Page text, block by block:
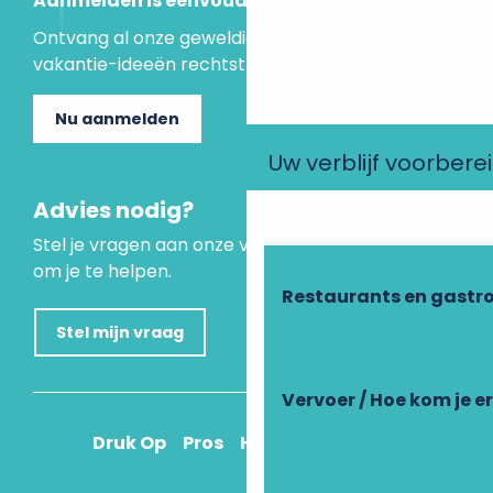
Uw verblijf
Restaurants en
Vervoer / Hoe kom je
Ontvang al onze geweldige aanbiedingen en
vakantie-ideeën rechtstreeks in je inbox.
Nu aanmelden
Advies nodig?
Stel je vragen aan onze virtuele assistent, die er is
om je te helpen.
Stel mijn vraag
Druk Op Pros Hoe kom ik daar?